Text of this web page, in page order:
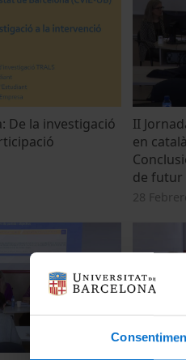
De la investigació
II
en
de futur
28